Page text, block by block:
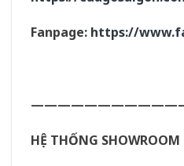
Fanpage: https://
HỆ THỐNG